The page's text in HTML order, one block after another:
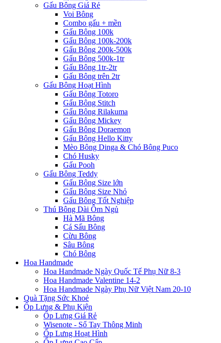
Gấu Bông Giá Rẻ
Voi Bông
Combo gấu + mền
Gấu Bông 100k
Gấu Bông 100k-200k
Gấu Bông 200k-500k
Gấu Bông 500k-1tr
Gấu Bông 1tr-2tr
Gấu Bông trên 2tr
Gấu Bông Hoạt Hình
Gấu Bông Totoro
Gấu Bông Stitch
Gấu Bông Rilakuma
Gấu Bông Mickey
Gấu Bông Doraemon
Gấu Bông Hello Kitty
Mèo Bông Dinga & Chó Bông Puco
Chó Husky
Gấu Pooh
Gấu Bông Teddy
Gấu Bông Size lớn
Gấu Bông Size Nhỏ
Gấu Bông Tốt Nghiệp
Thú Bông Dài Ôm Ngủ
Hà Mã Bông
Cá Sấu Bông
Cừu Bông
Sâu Bông
Chó Bông
Hoa Handmade
Hoa Handmade Ngày Quốc Tế Phụ Nữ 8-3
Hoa Handmade Valentine 14-2
Hoa Handmade Ngày Phụ Nữ Việt Nam 20-10
Quà Tặng Sức Khoẻ
Ốp Lưng & Phụ Kiện
Ốp Lưng Giá Rẻ
Wisenote - Sổ Tay Thông Minh
Ốp Lưng Hoạt Hình